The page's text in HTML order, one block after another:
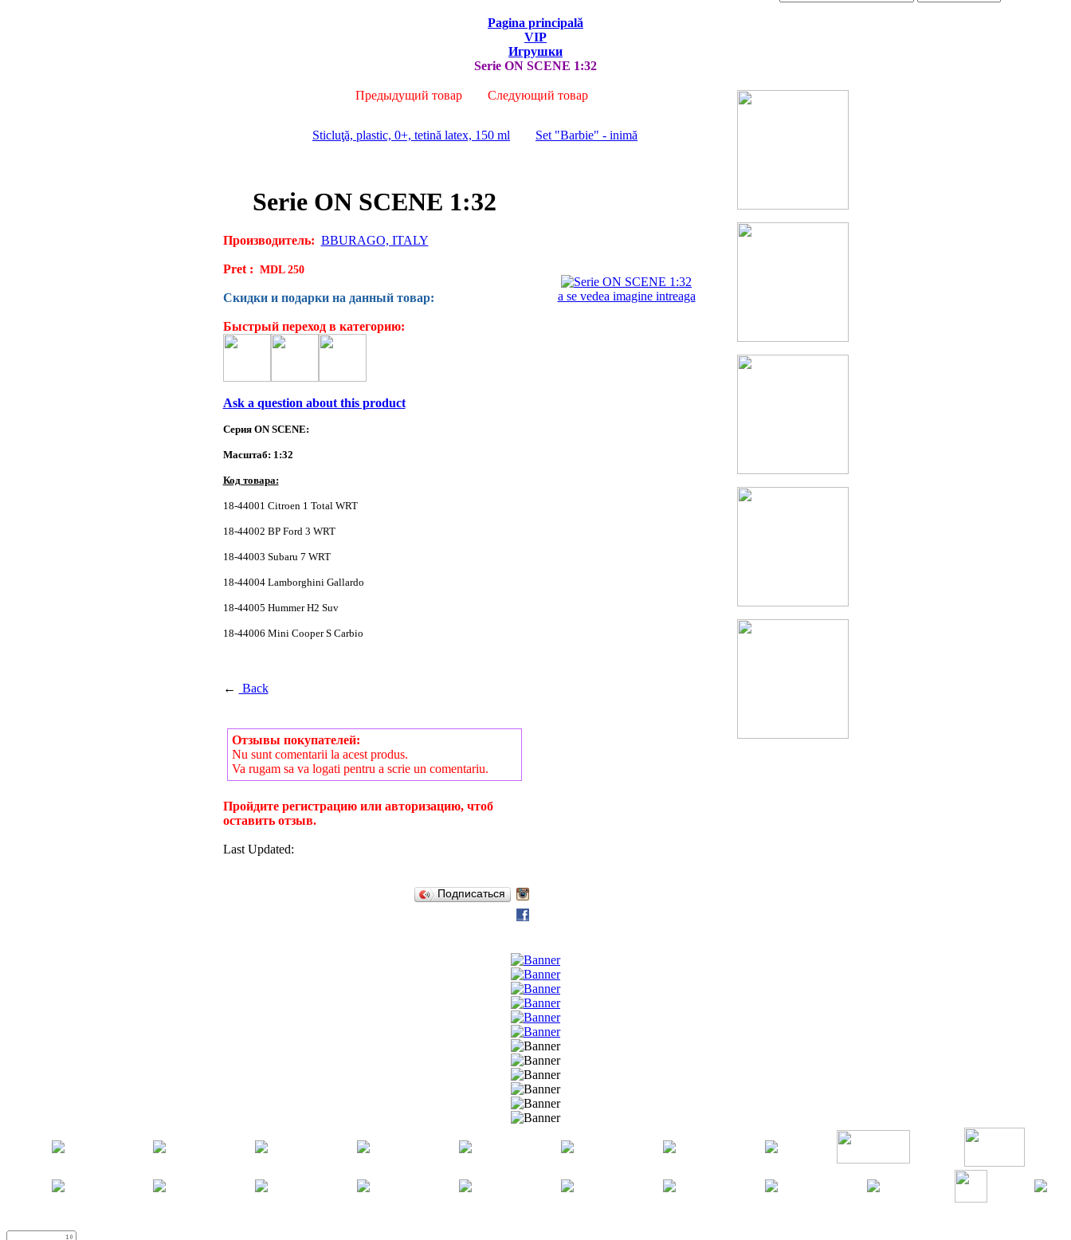
Pagina principală
VIP
Игрушки
Serie ON SCENE 1:32
Предыдущий товар Следующий товар
Sticluţă, plastic, 0+, tetină latex, 150 ml Set "Barbie" - inimă
Serie ON SCENE 1:32
Производитель: BBURAGO, ITALY
Pret : MDL 250
Скидки и подарки на данный товар:
Быстрый переход в категорию:
Ask a question about this product
Серия ON SCENE:
Масштаб: 1:32
Код товара:
18-44001 Citroen 1 Total WRT
18-44002 BP Ford 3 WRT
18-44003 Subaru 7 WRT
18-44004 Lamborghini Gallardo
18-44005 Hummer H2 Suv
18-44006 Mini Cooper S Carbio
← Back
Отзывы покупателей:
Nu sunt comentarii la acest produs.
Va rugam sa va logati pentru a scrie un comentariu.
Пройдите регистрацию или авторизацию, чтоб
оставить отзыв.
a se vedea imagine intreaga
Last Updated:
Подписаться